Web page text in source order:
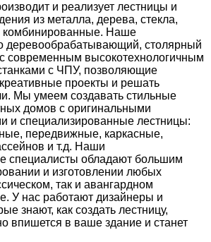
и реализует лестницы и
из металла, дерева, стекла,
комбинированные. Наше
деревообрабатывающий, столярный
современным высокотехнологичным
с ЧПУ, позволяющие
проекты и решать
Мы умеем создавать стильные
домов с оригинальными
и специализированные лестницы:
передвижные, каркасные,
и т.д. Наши
специалисты обладают большим
и изготовлении любых
так и авангардном
У нас работают дизайнеры и
знают, как создать лестницу,
впишется в ваше здание и станет